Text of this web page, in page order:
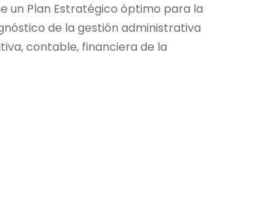
un Plan Estratégico óptimo para la
de la gestión administrativa
contable, financiera de la